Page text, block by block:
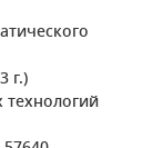
г.)